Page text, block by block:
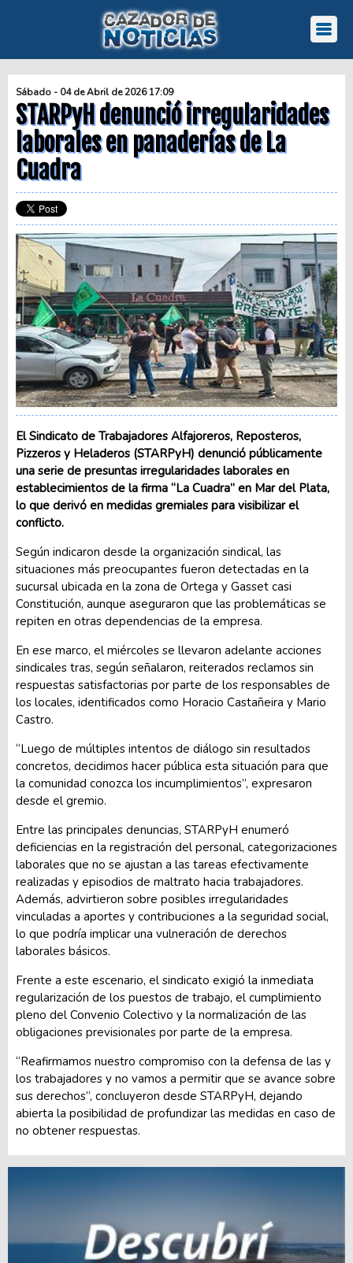
Sábado - 04 de Abril de 2026 17:09
STARPyH denunció irregularidades
laborales en panaderías de La
Cuadra
El Sindicato de Trabajadores Alfajoreros, Reposteros,
Pizzeros y Heladeros (STARPyH) denunció públicamente
una serie de presuntas irregularidades laborales en
establecimientos de la firma “La Cuadra” en Mar del Plata,
lo que derivó en medidas gremiales para visibilizar el
conflicto.
Según indicaron desde la organización sindical, las
situaciones más preocupantes fueron detectadas en la
sucursal ubicada en la zona de Ortega y Gasset casi
Constitución, aunque aseguraron que las problemáticas se
repiten en otras dependencias de la empresa.
En ese marco, el miércoles se llevaron adelante acciones
sindicales tras, según señalaron, reiterados reclamos sin
respuestas satisfactorias por parte de los responsables de
los locales, identificados como Horacio Castañeira y Mario
Castro.
“Luego de múltiples intentos de diálogo sin resultados
concretos, decidimos hacer pública esta situación para que
la comunidad conozca los incumplimientos”, expresaron
desde el gremio.
Entre las principales denuncias, STARPyH enumeró
deficiencias en la registración del personal, categorizaciones
laborales que no se ajustan a las tareas efectivamente
realizadas y episodios de maltrato hacia trabajadores.
Además, advirtieron sobre posibles irregularidades
vinculadas a aportes y contribuciones a la seguridad social,
lo que podría implicar una vulneración de derechos
laborales básicos.
Frente a este escenario, el sindicato exigió la inmediata
regularización de los puestos de trabajo, el cumplimiento
pleno del Convenio Colectivo y la normalización de las
obligaciones previsionales por parte de la empresa.
“Reafirmamos nuestro compromiso con la defensa de las y
los trabajadores y no vamos a permitir que se avance sobre
sus derechos”, concluyeron desde STARPyH, dejando
abierta la posibilidad de profundizar las medidas en caso de
no obtener respuestas.